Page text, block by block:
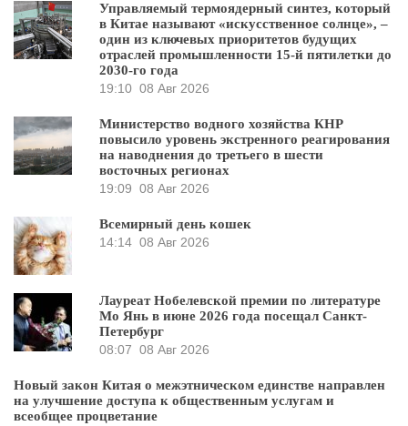
Управляемый термоядерный синтез, который
в Китае называют «искусственное солнце», –
один из ключевых приоритетов будущих
отраслей промышленности 15-й пятилетки до
2030-го года
19:10 08 Авг 2026
Министерство водного хозяйства КНР
повысило уровень экстренного реагирования
на наводнения до третьего в шести
восточных регионах
19:09 08 Авг 2026
Всемирный день кошек
14:14 08 Авг 2026
Лауреат Нобелевской премии по литературе
Мо Янь в июне 2026 года посещал Санкт-
Петербург
08:07 08 Авг 2026
Новый закон Китая о межэтническом единстве направлен
на улучшение доступа к общественным услугам и
всеобщее процветание